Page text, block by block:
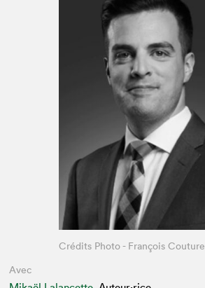
Avec
Crédits Photo - François Couture